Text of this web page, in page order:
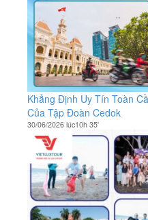
Khẳng Định Uy Tín Toàn
Của Tập Đoàn Cedok
30/06/2026 lúc10h 35'